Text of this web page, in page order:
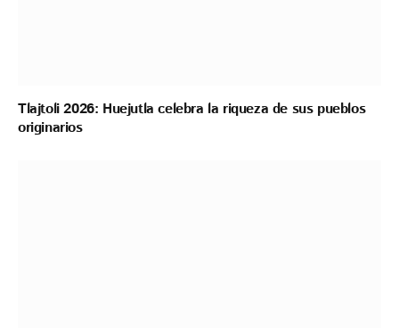
Tlajtoli 2026: Huejutla celebra la riqueza de sus pueblos
originarios